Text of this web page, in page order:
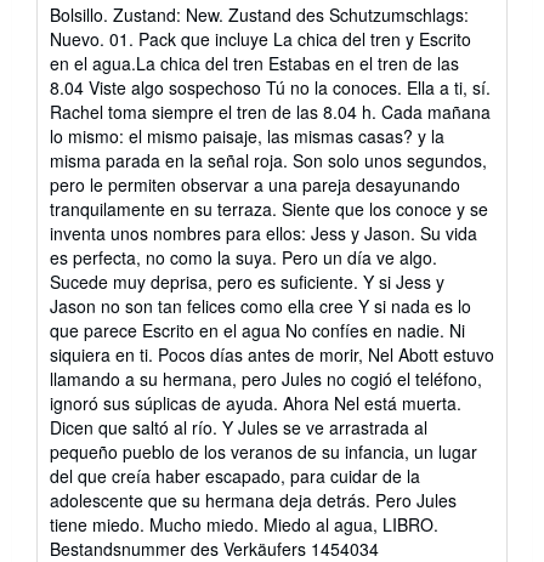
von
5
Sternen
Bolsillo. Zustand: New. Zustand des Schutzumschlags:
Nuevo. 01. Pack que incluye La chica del tren y Escrito
en el agua.La chica del tren Estabas en el tren de las
8.04 Viste algo sospechoso Tú no la conoces. Ella a ti, sí.
Rachel toma siempre el tren de las 8.04 h. Cada mañana
lo mismo: el mismo paisaje, las mismas casas? y la
misma parada en la señal roja. Son solo unos segundos,
pero le permiten observar a una pareja desayunando
tranquilamente en su terraza. Siente que los conoce y se
inventa unos nombres para ellos: Jess y Jason. Su vida
es perfecta, no como la suya. Pero un día ve algo.
Sucede muy deprisa, pero es suficiente. Y si Jess y
Jason no son tan felices como ella cree Y si nada es lo
que parece Escrito en el agua No confíes en nadie. Ni
siquiera en ti. Pocos días antes de morir, Nel Abott estuvo
llamando a su hermana, pero Jules no cogió el teléfono,
ignoró sus súplicas de ayuda. Ahora Nel está muerta.
Dicen que saltó al río. Y Jules se ve arrastrada al
pequeño pueblo de los veranos de su infancia, un lugar
del que creía haber escapado, para cuidar de la
adolescente que su hermana deja detrás. Pero Jules
tiene miedo. Mucho miedo. Miedo al agua, LIBRO.
Bestandsnummer des Verkäufers 1454034